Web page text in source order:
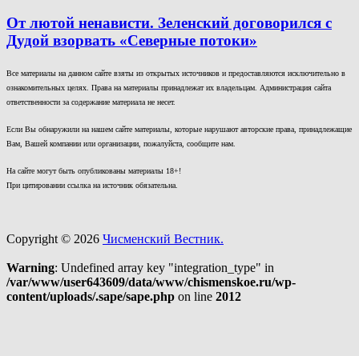
От лютой ненависти. Зеленский договорился с
Дудой взорвать «Северные потоки»
Все материалы на данном сайте взяты из открытых источников и предоставляются исключительно в
ознакомительных целях. Права на материалы принадлежат их владельцам. Администрация сайта
ответственности за содержание материала не несет.
Если Вы обнаружили на нашем сайте материалы, которые нарушают авторские права, принадлежащие
Вам, Вашей компании или организации, пожалуйста, сообщите нам.
На сайте могут быть опубликованы материалы 18+!
При цитировании ссылка на источник обязательна.
Copyright © 2026 Чисменский Вестник.
Warning: Undefined array key "integration_type" in
/var/www/user643609/data/www/chismenskoe.ru/wp-
content/uploads/.sape/sape.php on line 2012